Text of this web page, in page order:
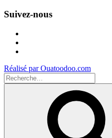
Suivez-nous
Réalisé par Ouatoodoo.com
Recherche
pour